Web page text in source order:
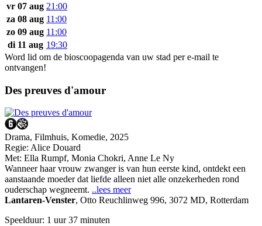
vr 07 aug 21:00
za 08 aug 11:00
zo 09 aug 11:00
di 11 aug 19:30
Word lid om de bioscoopagenda van uw stad per e-mail te
ontvangen!
Des preuves d'amour
Drama, Filmhuis, Komedie, 2025
Regie: Alice Douard
Met: Ella Rumpf, Monia Chokri, Anne Le Ny
Wanneer haar vrouw zwanger is van hun eerste kind, ontdekt een
aanstaande moeder dat liefde alleen niet alle onzekerheden rond
ouderschap wegneemt. ..lees meer
Lantaren-Venster, Otto Reuchlinweg 996, 3072 MD, Rotterdam
Speelduur: 1 uur 37 minuten